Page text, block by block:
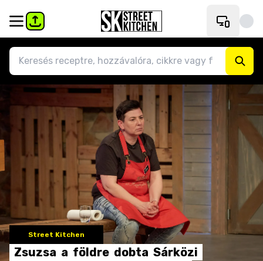
Street Kitchen
Zsuzsa a földre dobta Sárközi